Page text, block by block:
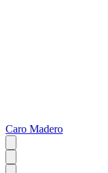
Caro Madero